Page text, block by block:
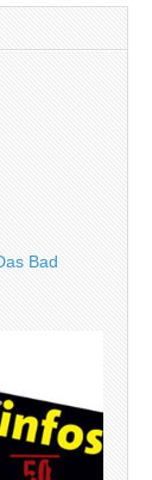
Bad